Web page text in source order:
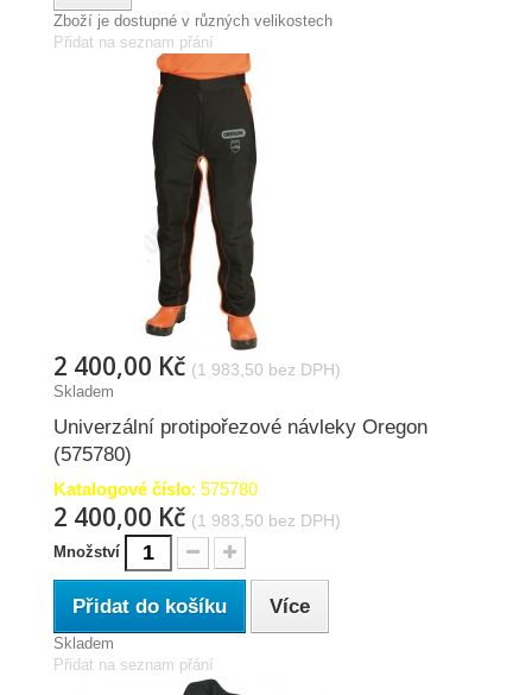
Zboží je dostupné v různých velikostech
Přidat na seznam přání
2 400,00 Kč (1 983,50 bez DPH)
Skladem
Univerzální protipořezové návleky Oregon
(575780)
Katalogové číslo: 575780
2 400,00 Kč (1 983,50 bez DPH)
Množství
Přidat do košíku Více
Skladem
Přidat na seznam přání